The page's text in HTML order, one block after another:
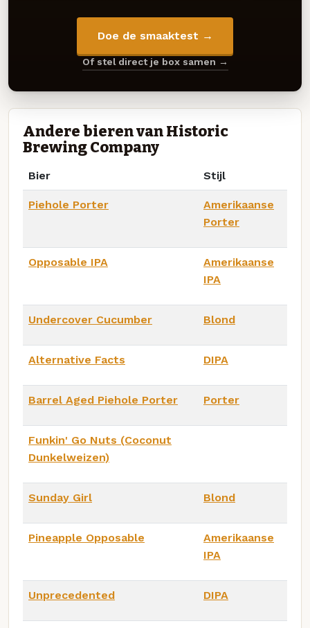
Doe de smaaktest →
Of stel direct je box samen →
Andere bieren van Historic
Brewing Company
Bier Stijl
Piehole Porter
Amerikaanse
Porter
Opposable IPA
Amerikaanse
IPA
Undercover Cucumber Blond
Alternative Facts DIPA
Barrel Aged Piehole Porter Porter
Funkin' Go Nuts (Coconut
Dunkelweizen)
Sunday Girl Blond
Pineapple Opposable
Amerikaanse
IPA
Unprecedented DIPA